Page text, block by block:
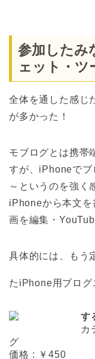
参加したみ
ェット・ツ
全体を通した感じ
が多かった！
モブログとは携帯
すが、iPhoneでブ
～というのを強く
iPhoneから本文を
画を編集・
具体的には、もう
たiPhone用ブログ
す
カ
グ
価格 : ￥450